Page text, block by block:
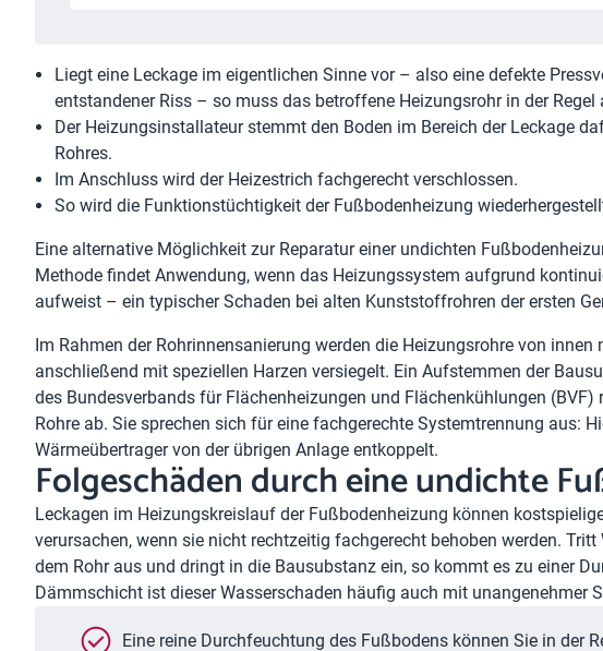
Liegt eine Leckage im eigentlichen Sinne vor – also eine defekte
entstandener Riss – so muss das betroffene Heizungsrohr in der Regel
Der Heizungsinstallateur stemmt den Boden im Bereich der Leckage
Rohres.
Im Anschluss wird der Heizestrich fachgerecht verschlossen.
So wird die Funktionstüchtigkeit der Fußbodenheizung
Eine alternative Möglichkeit zur Reparatur einer undichten
Methode findet Anwendung, wenn das Heizungssystem aufgrund
aufweist – ein typischer Schaden bei alten Kunststoffrohren der ersten
Im Rahmen der Rohrinnensanierung werden die Heizungsrohre von
anschließend mit speziellen Harzen versiegelt. Ein Aufstemmen der
des Bundesverbands für Flächenheizungen und Flächenkühlungen
Rohre ab. Sie sprechen sich für eine fachgerechte Systemtrennung aus:
Wärmeübertrager von der übrigen Anlage entkoppelt.
Folgeschäden durch eine undichte
Leckagen im Heizungskreislauf der Fußbodenheizung können
verursachen, wenn sie nicht rechtzeitig fachgerecht behoben werden.
dem Rohr aus und dringt in die Bausubstanz ein, so kommt es zu einer
Dämmschicht ist dieser Wasserschaden häufig auch mit unangenehmer
Eine reine Durchfeuchtung des Fußbodens können Sie in der